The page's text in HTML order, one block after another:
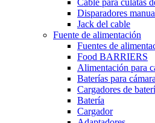
Cable para culatas
Disparadores
Jack del cable
Fuente de alimentación
Fuentes de
Food BARRIERS
Alimentación para
Baterías para
Cargadores de
Batería
Cargador